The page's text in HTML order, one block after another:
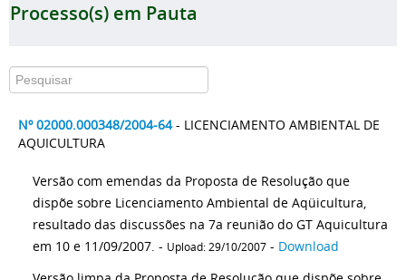
Processo(s) em Pauta
Nº 02000.000348/2004-64 - LICENCIAMENTO AMBIENTAL DE
AQUICULTURA
Versão com emendas da Proposta de Resolução que
dispõe sobre Licenciamento Ambiental de Aqüicultura,
resultado das discussões na 7a reunião do GT Aquicultura
em 10 e 11/09/2007. - Upload: 29/10/2007 - Download